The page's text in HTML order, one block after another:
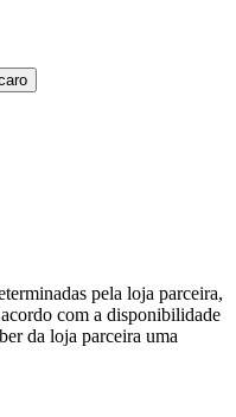
pela loja parceira,
com a disponibilidade
da loja parceira uma